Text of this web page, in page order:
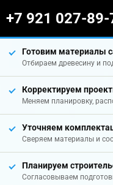
+7 921 027-89-
Готовим материалы
Отбираем древесину и
Корректируем
Меняем планировку,
Уточняем
Сверяем материалы и
Планируем
Согласовываем